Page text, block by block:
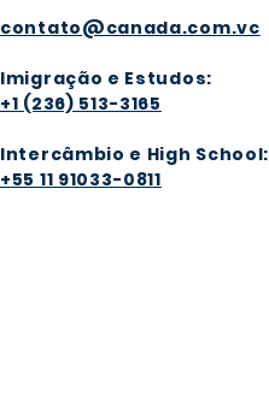
contato@canada.com.vc
Imigração e Estudos:
+1 (236) 513-3165
Intercâmbio e High School:
+55 11 91033-0811